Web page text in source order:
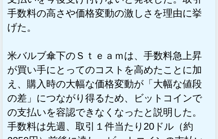
手数料の高さや価格変動の激しさを理由に挙
げた。
米バルブ傘下のＳｔｅａｍは、手数料急上昇
が買い手にとってのコストを高めたことに加
え、購入時の大幅な価格変動が「大幅な値段
の差」につながり得るため、ビットコインで
の支払いを容認できなくなったと説明した。
手数料は先週、取引１件当たり20ドル（約